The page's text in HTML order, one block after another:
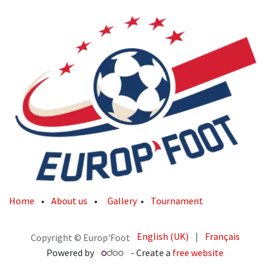
Home • About us • Gallery• Tournament
Copyright © Europ'Foot English (UK) |
Français
Powered by
- Create a free website